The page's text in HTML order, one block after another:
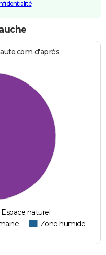
d'après
Espace naturel
Zone humide